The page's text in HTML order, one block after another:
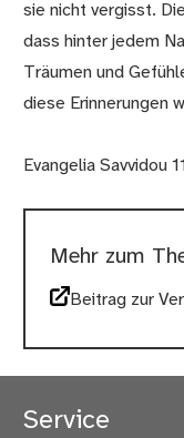
sie nicht vergisst.
dass hinter jedem
Träumen und
diese Erinnerungen
Evangelia Savvidou
Mehr zum
Beitrag zur
Service